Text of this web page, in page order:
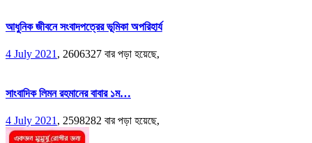
আধুনিক জীবনে সংবাদপত্রের ভূমিকা অপরিহার্য
4 July 2021 , 2606327 বার পড়া হয়েছে,
সাংবাদিক লিমন রহমানের বাবার ১ম…
4 July 2021, 2598282 বার পড়া হয়েছে,